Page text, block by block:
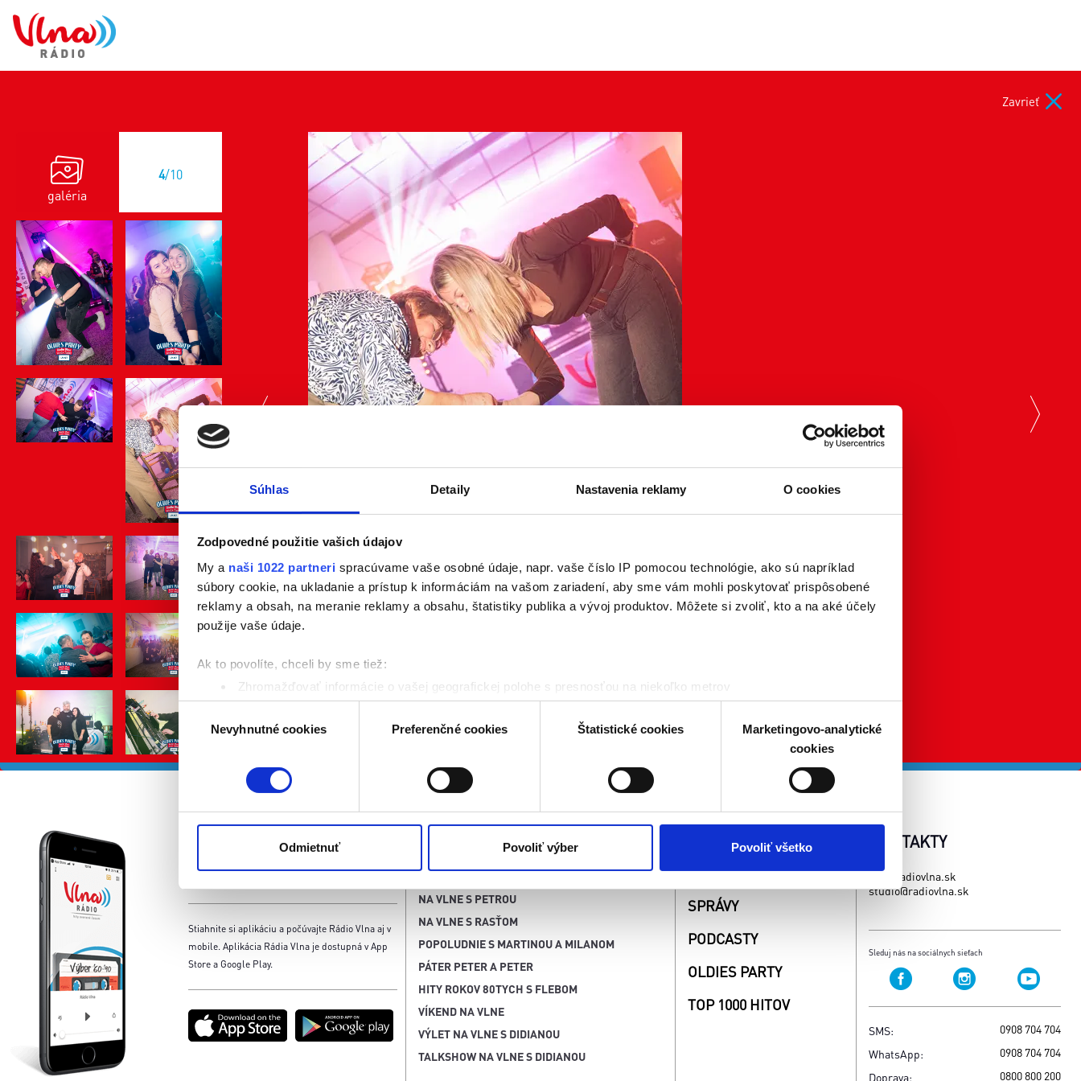
Súhlas Detaily Nastavenia reklamy O cookies
Zodpovedné použitie vašich údajov
My a naši 1022 partneri spracúvame vaše osobné údaje, napr. vaše číslo IP pomocou technológie, ako sú napríklad
súbory cookie, na ukladanie a prístup k informáciám na vašom zariadení, aby sme vám mohli poskytovať prispôsobené
reklamy a obsah, na meranie reklamy a obsahu, štatistiky publika a vývoj produktov. Môžete si zvoliť, kto a na aké účely
použije vaše údaje.
Ak to povolíte, chceli by sme tiež:
Zhromažďovať informácie o vašej geografickej polohe s presnosťou na niekoľko metrov
Identifikovať vaše zariadenie aktívnym skenovaním konkrétnych charakteristík (odtlačky prstov).
Viac informácií o tom, ako sa spracúvajú vaše osobné údaje, nájdete v časti s vašimi nastaveniami. Súhlas môžete
Naša webstránka používa cookies. Aktívnym nastavením nám udelíte súhlas s využívaním štatistických a marketingovo-
jednoducho ako ste nám ho udelili opätovným vyvolaním tejto cookie lišty cez nastavenia ochrany súkromia. Odvolanie
súhlasu nemá vplyv na zákonnosť spracúvania vychádzajúceho zo súhlasu pred jeho odvolaním. Viac informácií o
Výber
súhlasuNevyhnutné cookies Preferenčné cookies Štatistické cookies
Marketingovo-analytické
cookies
Odmietnuť Povoliť výber Povoliť všetko
Zavrieť
galéria
4/10
previous
Aplikácia
pre smartphone
Stiahnite si aplikáciu a počúvajte Rádio Vlna aj v
mobile. Aplikácia Rádia Vlna je dostupná v App
Store a Google Play.
VYSIELANIE
DOBRÉ RÁNO S DOMINIKOU A MARTINOM
NA VLNE S PETROU
NA VLNE S RASŤOM
POPOLUDNIE S MARTINOU A MILANOM
PÁTER PETER A PETER
HITY ROKOV 80TYCH S FLEBOM
VÍKEND NA VLNE
VÝLET NA VLNE S DIDIANOU
TALKSHOW NA VLNE S DIDIANOU
SÚŤAŽE
NOVINKY
SPRÁVY
PODCASTY
OLDIES PARTY
TOP 1000 HITOV
KONTAKTY
www.radiovlna.sk
studio@radiovlna.sk
Sleduj nás na sociálnych sieťach
SMS:
0908 704 704
WhatsApp:
0908 704 704
Doprava:
0800 800 200